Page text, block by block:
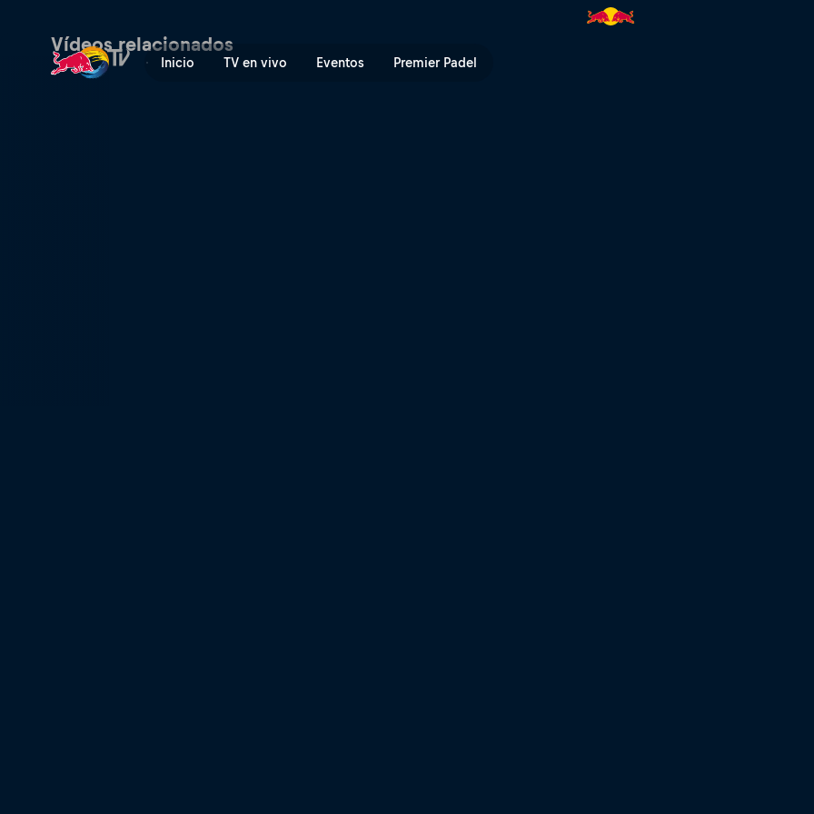
Inicio TV en vivo Eventos Premier Padel
Cruzando minas en Bélgica con Thomas Genon | Red Bull
Vídeos relacionados